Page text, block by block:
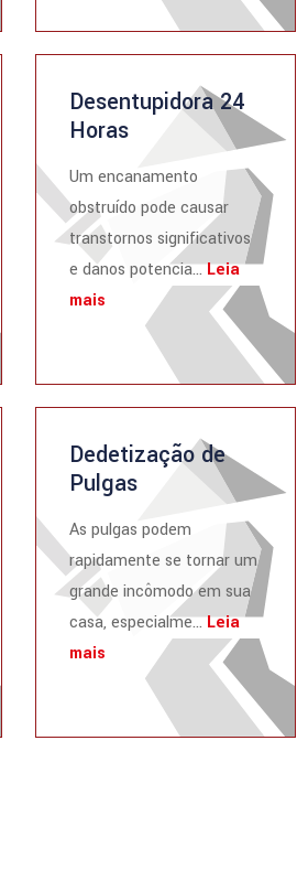
Desentupidora 24
Horas
Um encanamento
obstruído pode causar
transtornos significativos
e danos potencia...Leia
mais
Dedetização de
Pulgas
As pulgas podem
rapidamente se tornar um
grande incômodo em sua
casa, especialme...Leia
mais